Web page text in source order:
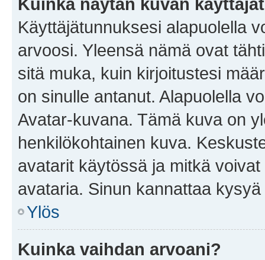
Käyttäjätunnuksesi alapuolella
arvoosi. Yleensä nämä ovat
sitä muka, kuin kirjoitustesi
on sinulle antanut. Alapuolella
Avatar-kuvana. Tämä kuva on
henkilökohtainen kuva.
avatarit käytössä ja mitkä
avataria. Sinun kannattaa
Ylös
Kuinka vaihdan arvoani?